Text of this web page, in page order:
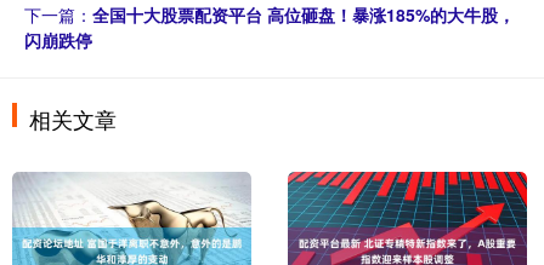
下一篇： 全国十大股票配资平台 高位砸盘！暴涨185%的大牛股，
闪崩跌停
相关文章